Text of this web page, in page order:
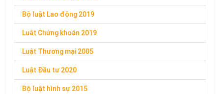
Bộ luật Lao động 2019
Luật Chứng khoán 2019
Luật Thương mại 2005
Luật Đầu tư 2020
Bộ luật hình sự 2015